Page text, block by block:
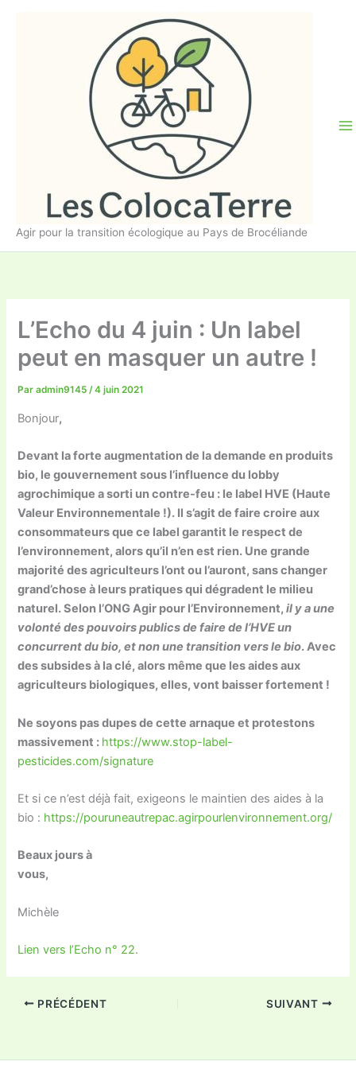
Agir pour la transition écologique au Pays de Brocéliande
L’Echo du 4 juin : Un label
peut en masquer un autre !
Paradmin9145/4 juin 2021
Bonjour,
Devant la forte augmentation de la demande en produits
bio, le gouvernement sous l’influence du lobby
agrochimique a sorti un contre-feu : le label HVE (Haute
Valeur Environnementale !). Il s’agit de faire croire aux
consommateurs que ce label garantit le respect de
l’environnement, alors qu’il n’en est rien. Une grande
majorité des agriculteurs l’ont ou l’auront, sans changer
grand’chose à leurs pratiques qui dégradent le milieu
naturel. Selon l’ONG Agir pour l’Environnement,il y aune
volonté des pouvoirs publics de faire de l’HVE un
concurrent du bio, et non une transition vers le bio. Avec
des subsides à la clé, alors même que les aides aux
agriculteurs biologiques, elles, vont baisser fortement !
Ne soyons pas dupes de cette arnaque et protestons
massivement : https://www.stop-label-
pesticides.com/signature
Et si ce n’est déjà fait, exigeons le maintien des aides à la
bio : https://pouruneautrepac.agirpourlenvironnement.org/
Beaux jours à
vous,
Michèle
Lien vers l’Echo n° 22.
PRÉCÉDENT SUIVANT